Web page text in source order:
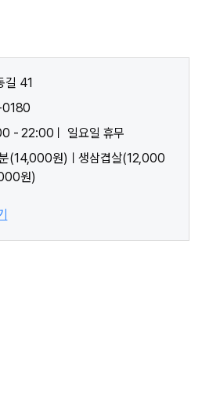
길 41
0180
- 22:00ㅣ 일요일 휴무
(14,000원)ㅣ생삼겹살(12,000
원)